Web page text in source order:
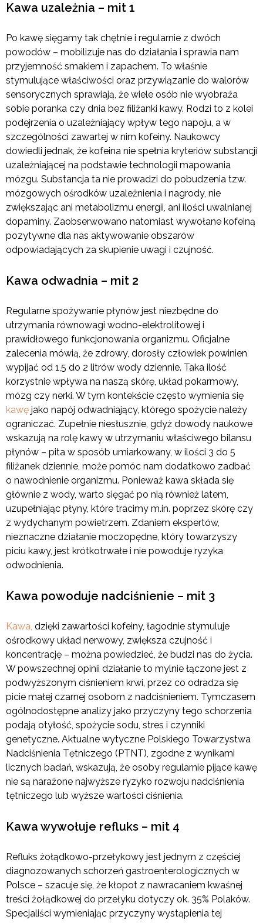
Kawa uzależnia – mit 1
Po kawę sięgamy tak chętnie i regularnie z dwóch
powodów – mobilizuje nas do działania i sprawia nam
przyjemność smakiem i zapachem. To właśnie
stymulujące właściwości oraz przywiązanie do walorów
sensorycznych sprawiają, że wiele osób nie wyobraża
sobie poranka czy dnia bez filiżanki kawy. Rodzi to z kolei
podejrzenia o uzależniający wpływ tego napoju, a w
szczególności zawartej w nim kofeiny. Naukowcy
dowiedli jednak, że kofeina nie spełnia kryteriów substancji
uzależniającej na podstawie technologii mapowania
mózgu. Substancja ta nie prowadzi do pobudzenia tzw.
mózgowych ośrodków uzależnienia i nagrody, nie
zwiększając ani metabolizmu energii, ani ilości uwalnianej
dopaminy. Zaobserwowano natomiast wywołane kofeiną
pozytywne dla nas aktywowanie obszarów
odpowiadających za skupienie uwagi i czujność.
Kawa odwadnia – mit 2
Regularne spożywanie płynów jest niezbędne do
utrzymania równowagi wodno-elektrolitowej i
prawidłowego funkcjonowania organizmu. Oficjalne
zalecenia mówią, że zdrowy, dorosły człowiek powinien
wypijać od 1,5 do 2 litrów wody dziennie. Taka ilość
korzystnie wpływa na naszą skórę, układ pokarmowy,
mózg czy nerki. W tym kontekście często wymienia się
kawę jako napój odwadniający, którego spożycie należy
ograniczać. Zupełnie niesłusznie, gdyż dowody naukowe
wskazują na rolę kawy w utrzymaniu właściwego bilansu
płynów – pita w sposób umiarkowany, w ilości 3 do 5
filiżanek dziennie, może pomóc nam dodatkowo zadbać
o nawodnienie organizmu. Ponieważ kawa składa się
głównie z wody, warto sięgać po nią również latem,
uzupełniając płyny, które tracimy m.in. poprzez skórę czy
z wydychanym powietrzem. Zdaniem ekspertów,
nieznaczne działanie moczopędne, który towarzyszy
piciu kawy, jest krótkotrwałe i nie powoduje ryzyka
odwodnienia.
Kawa powoduje nadciśnienie – mit 3
Kawa, dzięki zawartości kofeiny, łagodnie stymuluje
ośrodkowy układ nerwowy, zwiększa czujność i
koncentrację – można powiedzieć, że budzi nas do życia.
W powszechnej opinii działanie to mylnie łączone jest z
podwyższonym ciśnieniem krwi, przez co odradza się
picie małej czarnej osobom z nadciśnieniem. Tymczasem
ogólnodostępne analizy jako przyczyny tego schorzenia
podają otyłość, spożycie sodu, stres i czynniki
genetyczne. Aktualne wytyczne Polskiego Towarzystwa
Nadciśnienia Tętniczego (PTNT), zgodne z wynikami
licznych badań, wskazują, że osoby regularnie pijące kawę
nie są narażone najwyższe ryzyko rozwoju nadciśnienia
tętniczego lub wyższe wartości ciśnienia.
Kawa wywołuje refluks – mit 4
Refluks żołądkowo-przełykowy jest jednym z częściej
diagnozowanych schorzeń gastroenterologicznych w
Polsce – szacuje się, że kłopot z nawracaniem kwaśnej
treści żołądkowej do przełyku dotyczy ok. 35% Polaków.
Specjaliści wymieniając przyczyny wystąpienia tej